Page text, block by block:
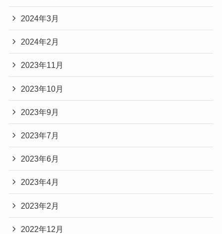
2024年3月
2024年2月
2023年11月
2023年10月
2023年9月
2023年7月
2023年6月
2023年4月
2023年2月
2022年12月